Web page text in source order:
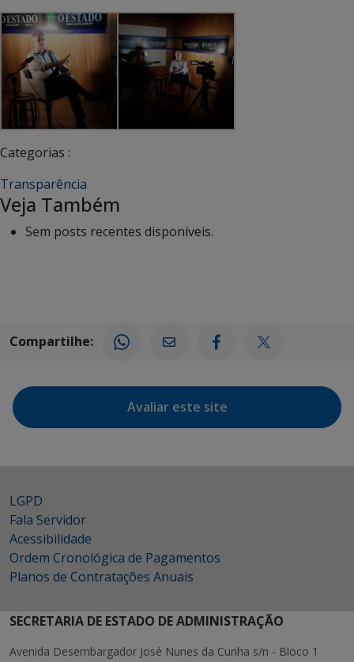
Categorias :
Transparência
Veja Também
Sem posts recentes disponíveis.
Compartilhe:
Avaliar este site
LGPD
Fala Servidor
Acessibilidade
Ordem Cronológica de Pagamentos
Planos de Contratações Anuais
SECRETARIA DE ESTADO DE ADMINISTRAÇÃO
Avenida Desembargador José Nunes da Cunha s/n - Bloco 1